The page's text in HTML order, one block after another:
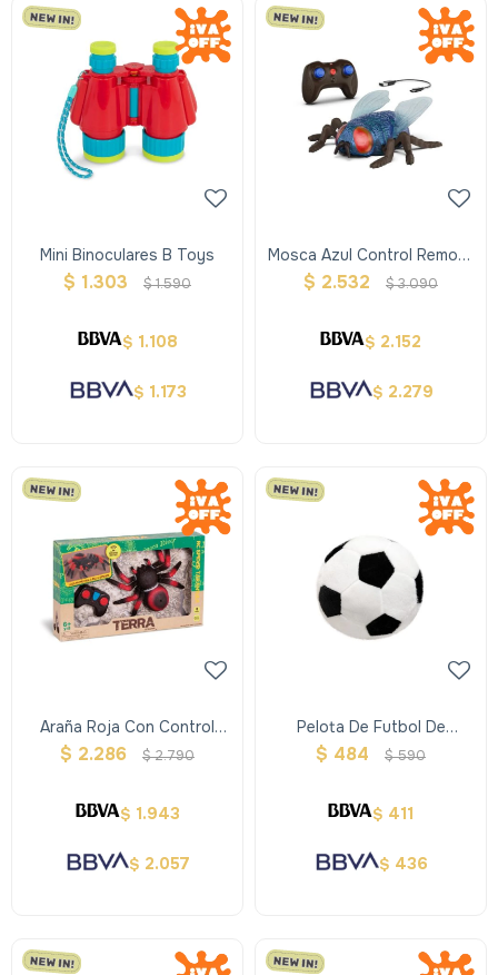
Mini Binoculares B Toys
$ 1.303 $1.590
$ 1.108
$ 1.173
Mosca Azul Control Remoto
Terra
$ 2.532 $3.090
$ 2.152
$ 2.279
Araña Roja Con Control
Remoto Terra
$ 2.286 $2.790
$ 1.943
$ 2.057
Pelota De Futbol De
Peluche
$ 484 $ 590
$ 411
$ 436